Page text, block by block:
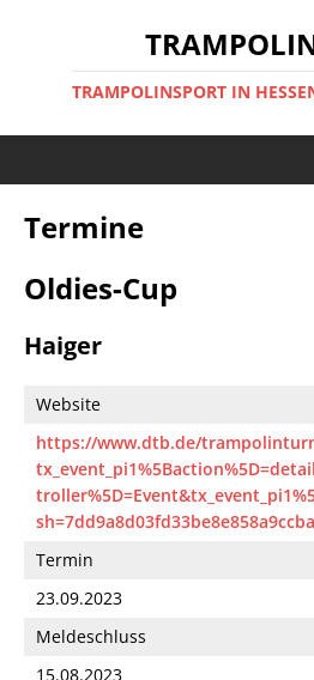
TRAMPOLINSPORT IN
Termine
Oldies-Cup
Haiger
Website
https://www.dtb.de/
Termin
23.09.2023
Meldeschluss
15.08.2023